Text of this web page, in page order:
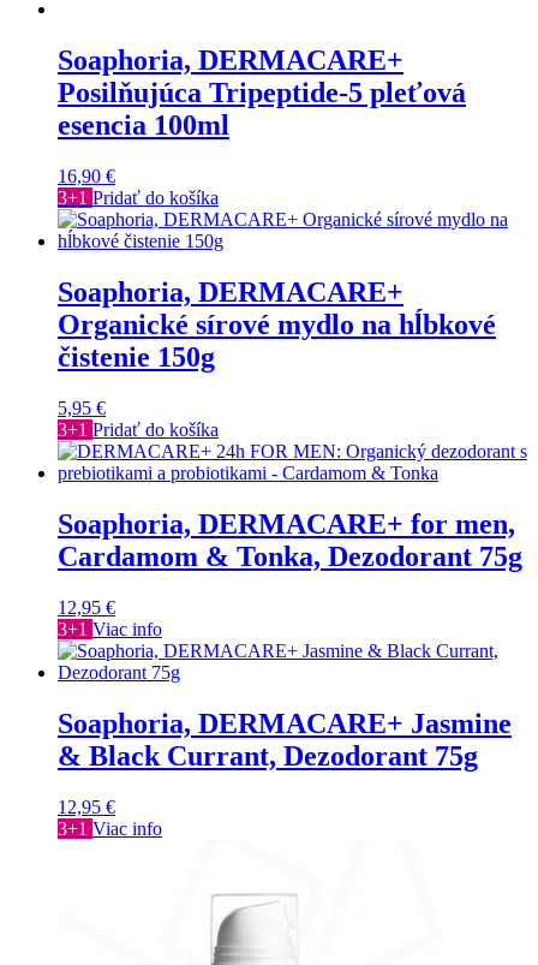
Soaphoria, DERMACARE+
Posilňujúca Tripeptide-5 pleťová
esencia 100ml
16,90 €
3+1 Pridať do košíka
Soaphoria, DERMACARE+
Organické sírové mydlo na hĺbkové
čistenie 150g
5,95 €
3+1 Pridať do košíka
Soaphoria, DERMACARE+ for men,
Cardamom & Tonka, Dezodorant 75g
12,95 €
3+1 Viac info
Soaphoria, DERMACARE+ Jasmine
& Black Currant, Dezodorant 75g
12,95 €
3+1 Viac info